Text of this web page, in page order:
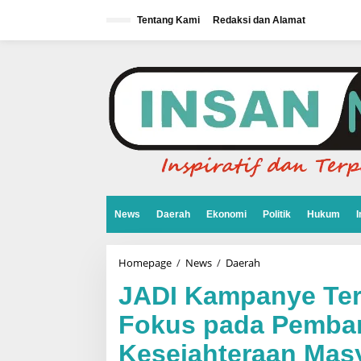
a
Tentang Kami Redaksi dan Alamat
News Daerah Ekonomi Politik Hukum
Homepage / News / Daerah
I
a
m
p
JADI Kampanye
Fokus pada
Kesejahteraan